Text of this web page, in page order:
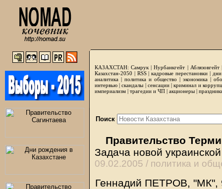
КАЗАХСТАН: Самрук |Нурбанкгейт | Аблязовгейт
Казахстан-2050 | RSS|кадровые перестановки|
аналитика | политика и общество | экономика |
интервью |скандалы | сенсации|криминал и
империализм | трагедии и ЧП | акционеры |
Поиск
Правительство
Задача новой
09.02.2005 / политика и
Геннадий ПЕТРОВ, "МК",